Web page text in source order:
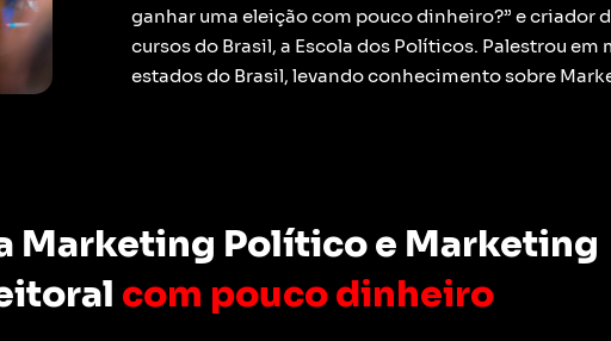
ganhar uma eleição com pouco dinheiro?” e criador
cursos do Brasil, a Escola dos Políticos. Palestrou em
estados do Brasil, levando conhecimento sobre
Marketing Político e Marketing
com pouco dinheiro